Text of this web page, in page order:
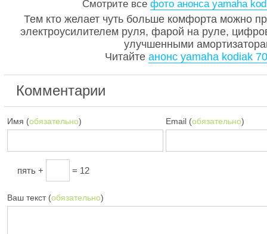
Смотрите все фото анонса yamaha
Тем кто желает чуть больше комфорта можно
электроусилителем руля, фарой на руле,
улучшенными
Читайте анонс yamaha kodiak
Комментарии
Имя (обязательно) Email (обязательно)
пять + = 12
Ваш текст (обязательно)